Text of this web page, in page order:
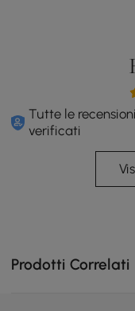
Tutte le
verificati
Prodotti Correlati